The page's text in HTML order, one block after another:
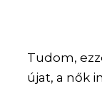
Tudom,
újat, a nők